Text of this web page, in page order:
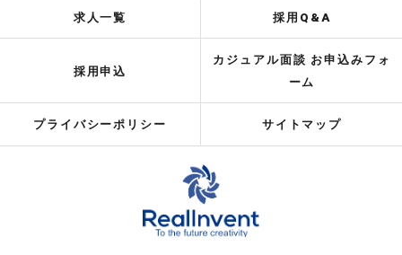
求人一覧 採用Q&A
採用申込
カジュアル面談 お申込みフォ
ーム
プライバシーポリシー サイトマップ